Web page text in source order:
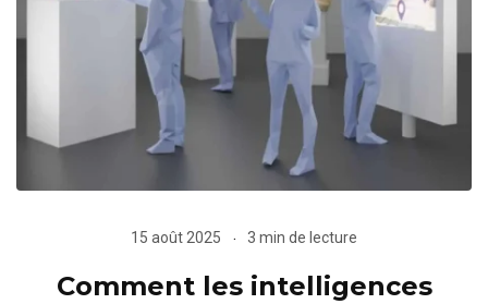
15 août 2025 3 min de lecture
Comment les intelligences